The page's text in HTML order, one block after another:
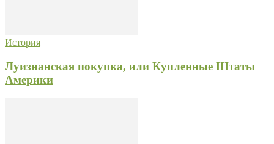
История
Луизианская покупка, или Купленные Штаты
Америки